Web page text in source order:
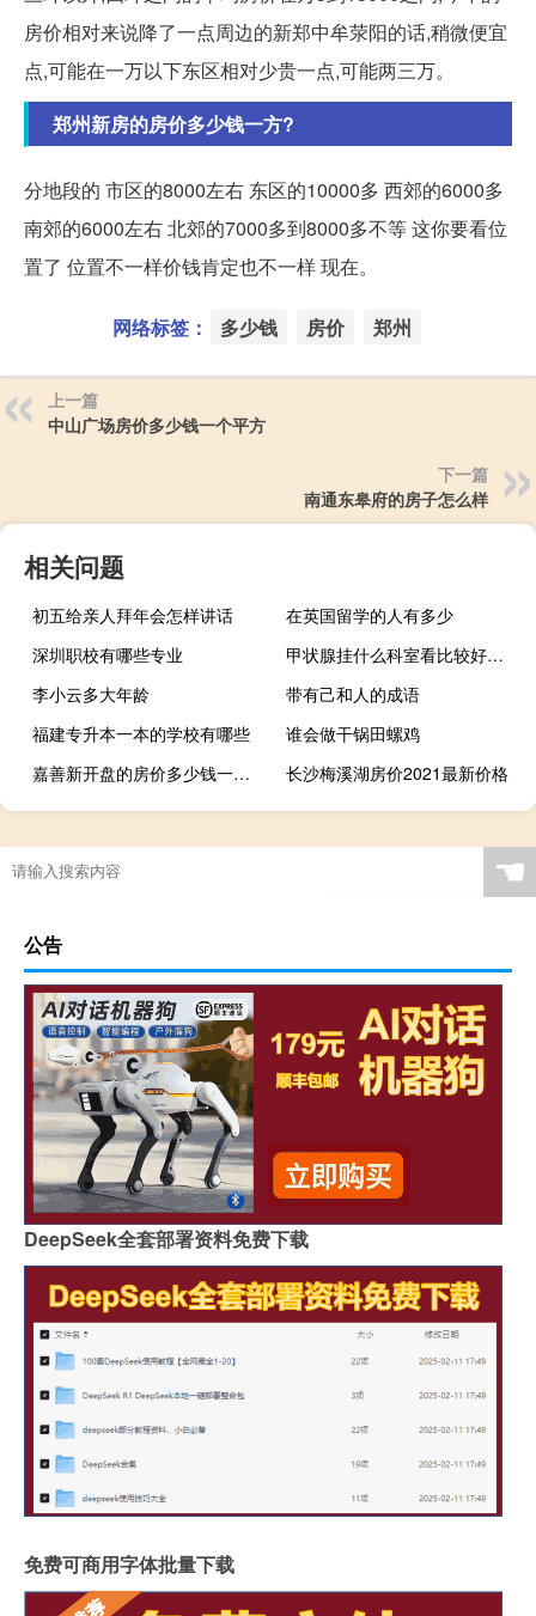
房价相对来说降了一点周边的新郑中牟荥阳的话,稍微便宜
点,可能在一万以下东区相对少贵一点,可能两三万。
郑州新房的房价多少钱一方?
分地段的 市区的8000左右 东区的10000多 西郊的6000多
南郊的6000左右 北郊的7000多到8000多不等 这你要看位
置了 位置不一样价钱肯定也不一样 现在。
网络标签： 多少钱 房价 郑州
上一篇
中山广场房价多少钱一个平方
下一篇
南通东皋府的房子怎么样
相关问题
初五给亲人拜年会怎样讲话
在英国留学的人有多少
深圳职校有哪些专业
甲状腺挂什么科室看比较好（甲状腺挂什么科）
李小云多大年龄
带有己和人的成语
福建专升本一本的学校有哪些
谁会做干锅田螺鸡
嘉善新开盘的房价多少钱一平方
长沙梅溪湖房价2021最新价格
☚
公告
DeepSeek全套部署资料免费下载
免费可商用字体批量下载